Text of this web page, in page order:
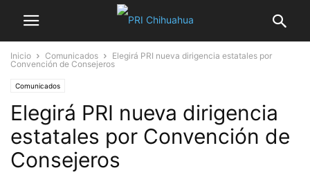
Inicio Comunicados
Elegirá PRI nueva dirigencia estatales por
Convención de Consejeros
Comunicados
Elegirá PRI nueva dirigencia
estatales por Convención de
Consejeros